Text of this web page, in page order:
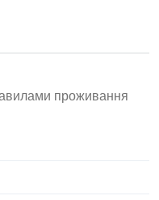
проживання